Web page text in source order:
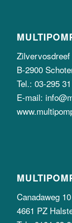
Zilvervosdreef
B-2900
Tel.: 03-295
E-mail:
Canadaweg 10
4661 PZ